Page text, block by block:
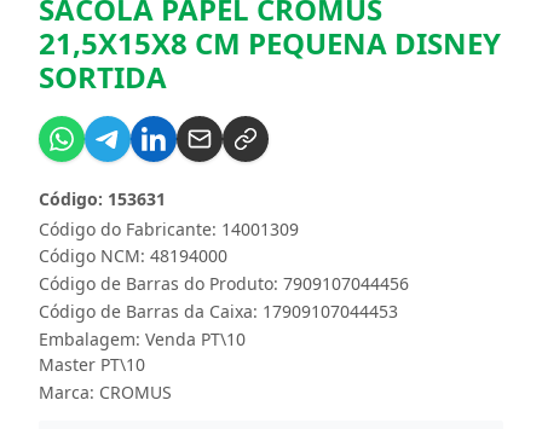
SACOLA PAPEL CROMUS
21,5X15X8 CM PEQUENA DISNEY
SORTIDA
Código do Fabricante: 14001309
Código: 153631
Código NCM: 48194000
Código de Barras do Produto: 7909107044456
Código de Barras da Caixa: 17909107044453
Embalagem: Venda PT\10
Master PT\10
Marca: CROMUS